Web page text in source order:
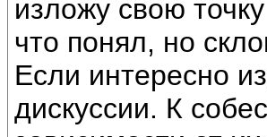
изложу свою
что понял, но
Если интересно
дискуссии. К